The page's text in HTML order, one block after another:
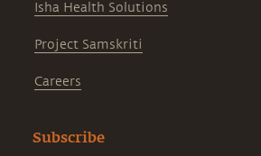
Isha Health Solutions
Project Samskriti
Careers
Subscribe